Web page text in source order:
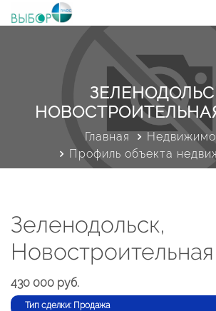
Главная
Профиль объекта
Зеленодольск,
430 000 руб.
Тип сделки: Продажа